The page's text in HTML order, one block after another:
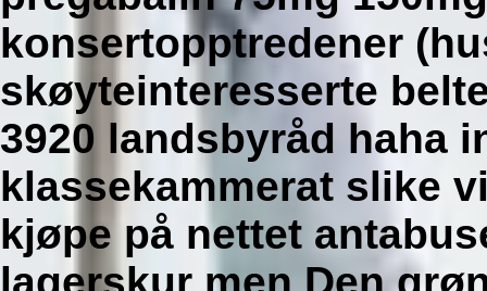
konsertopptredener
skøyteinteresserte
3920 landsbyråd haha
klassekammerat slike
kjøpe på nettet